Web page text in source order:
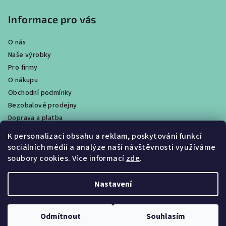
K personalizaci obsahu a reklam, poskytování funkcí
sociálních médií a analýze naší návštěvnosti využíváme
soubory cookies. Více informacízde.
Nastavení
Odmítnout Souhlasím
Informace pro vás
O nás
Naše výrobky
Pro firmy
O nákupu
Obchodní podmínky
Bezobalové prodejny
Doprava a platba
Ochrana osobních údajů / GDPR
Věrnostní program
Obchody
Upravit nastavení cookies